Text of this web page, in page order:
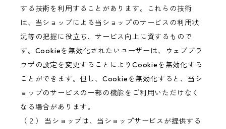
する技術を利用することがあります。これらの技術
は、当ショップによる当ショップのサービスの利用状
況等の把握に役立ち、サービス向上に資するもので
す。Cookieを無効化されたいユーザーは、ウェブブラ
ウザの設定を変更することによりCookieを無効化する
ことができます。但し、Cookieを無効化すると、当シ
ョップのサービスの一部の機能をご利用いただけなく
なる場合があります。
（２） 当ショップは、当ショップサービスが提供する